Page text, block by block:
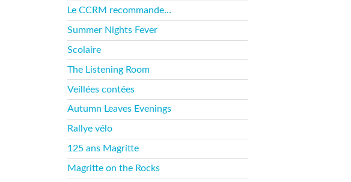
Le CCRM recommande…
Summer Nights Fever
Scolaire
The Listening Room
Veillées contées
Autumn Leaves Evenings
Rallye vélo
125 ans Magritte
Magritte on the Rocks